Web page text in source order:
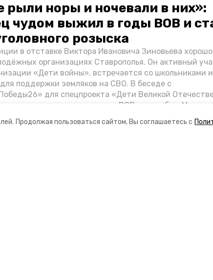
Продолжая пользоваться сайтом, Вы соглашаетесь с
рыли норы и ночевали в них»:
чудом выжил в годы ВОВ и
розыска
в отставке Виктора Ивановича Зиновьева
организациях Ставрополья. Он активный
«Дети войны», встречается со школьниками и
поддержки земляков на СВО. В беседе с
для спецпроекта «Дети Великой
зверствах оккупантов в годы ВОВ, о службе в Москве,